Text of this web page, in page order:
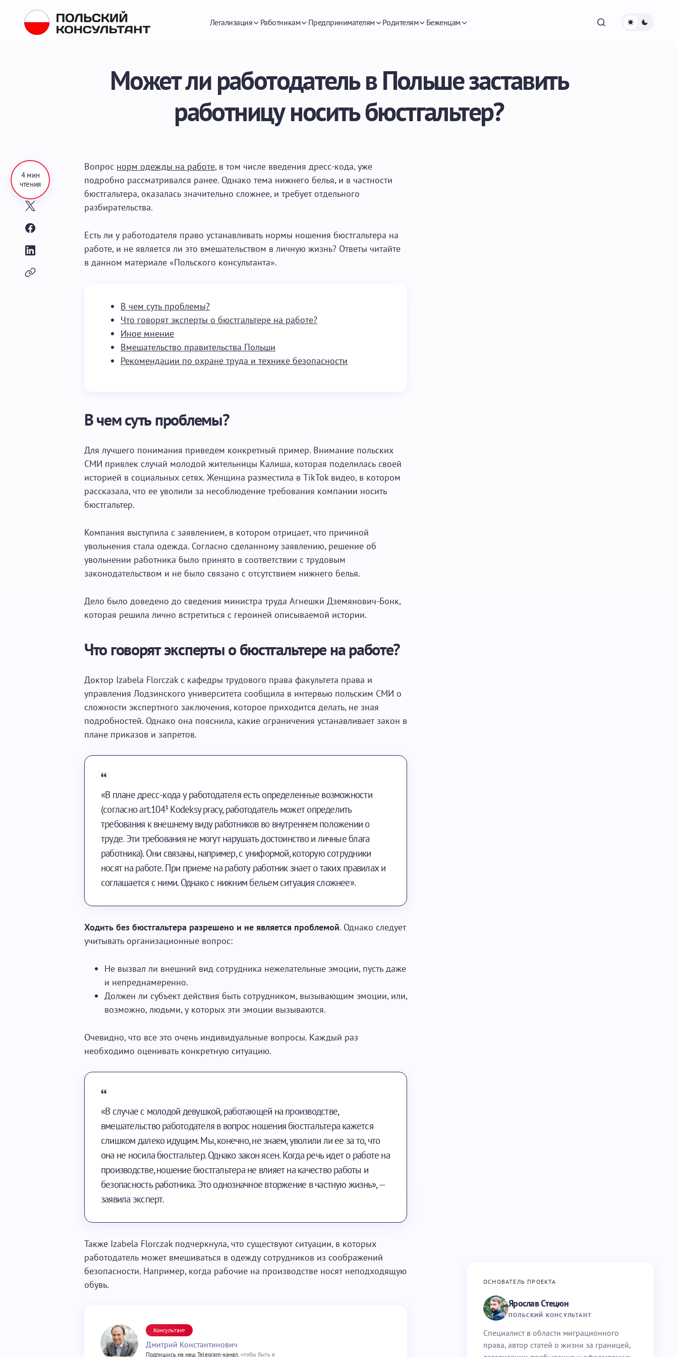
Легализация Работникам Предпринимателям Родителям Беженцам
Может ли работодатель в Польше заставить
работницу носить бюстгальтер?
4 мин
чтения
Вопрос норм одежды на работе, в том числе введения дресс-кода, уже
подробно рассматривался ранее. Однако тема нижнего белья, и в частности
бюстгальтера, оказалась значительно сложнее, и требует отдельного
разбирательства.
Есть ли у работодателя право устанавливать нормы ношения бюстгальтера на
работе, и не является ли это вмешательством в личную жизнь? Ответы читайте
в данном материале «Польского консультанта».
В чем суть проблемы?
Что говорят эксперты о бюстгальтере на работе?
Иное мнение
Вмешательство правительства Польши
Рекомендации по охране труда и технике безопасности
В чем суть проблемы?
Для лучшего понимания приведем конкретный пример. Внимание польских
СМИ привлек случай молодой жительницы Калиша, которая поделилась своей
историей в социальных сетях. Женщина разместила в TikTok видео, в котором
рассказала, что ее уволили за несоблюдение требования компании носить
бюстгальтер.
Компания выступила с заявлением, в котором отрицает, что причиной
увольнения стала одежда. Согласно сделанному заявлению, решение об
увольнении работника было принято в соответствии с трудовым
законодательством и не было связано с отсутствием нижнего белья.
Дело было доведено до сведения министра труда Агнешки Дземянович-Бонк,
которая решила лично встретиться с героиней описываемой истории.
Что говорят эксперты о бюстгальтере на работе?
Доктор Izabela Florczak с кафедры трудового права факультета права и
управления Лодзинского университета сообщила в интервью польским СМИ о
сложности экспертного заключения, которое приходится делать, не зная
подробностей. Однако она пояснила, какие ограничения устанавливает закон в
плане приказов и запретов.
«В плане дресс-кода у работодателя есть определенные возможности
(согласно art.104¹ Kodeksy pracy, работодатель может определить
требования к внешнему виду работников во внутреннем положении о
труде. Эти требования не могут нарушать достоинство и личные блага
работника). Они связаны, например, с униформой, которую сотрудники
носят на работе. При приеме на работу работник знает о таких правилах и
соглашается с ними. Однако с нижним бельем ситуация сложнее».
Ходить без бюстгальтера разрешено и не является проблемой. Однако следует
учитывать организационные вопрос:
Не вызвал ли внешний вид сотрудника нежелательные эмоции, пусть даже
и непреднамеренно.
Должен ли субъект действия быть сотрудником, вызывающим эмоции, или,
возможно, людьми, у которых эти эмоции вызываются.
Очевидно, что все это очень индивидуальные вопросы. Каждый раз
необходимо оценивать конкретную ситуацию.
«В случае с молодой девушкой, работающей на производстве,
вмешательство работодателя в вопрос ношения бюстгальтера кажется
слишком далеко идущим. Мы, конечно, не знаем, уволили ли ее за то, что
она не носила бюстгальтер. Однако закон ясен. Когда речь идет о работе на
производстве, ношение бюстгальтера не влияет на качество работы и
безопасность работника. Это однозначное вторжение в частную жизнь», —
заявила эксперт.
Также Izabela Florczak подчеркнула, что существуют ситуации, в которых
работодатель может вмешиваться в одежду сотрудников из соображений
безопасности. Например, когда рабочие на производстве носят неподходящую
обувь.
Консультант
Дмитрий Константинович
Подпишись на наш Telegram-канал, чтобы быть в
ОСНОВАТЕЛЬ ПРОЕКТА
Ярослав Стецюн
ПОЛЬСКИЙ КОНСУЛЬТАНТ
Специалист в области миграционного
права, автор статей о жизни за границей,